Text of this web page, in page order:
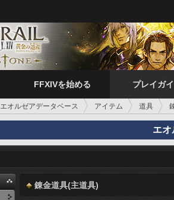
FFXIVを始める プレイガ
エオルゼアデータベース アイテム 道具
エオ
錬金道具(主道具)